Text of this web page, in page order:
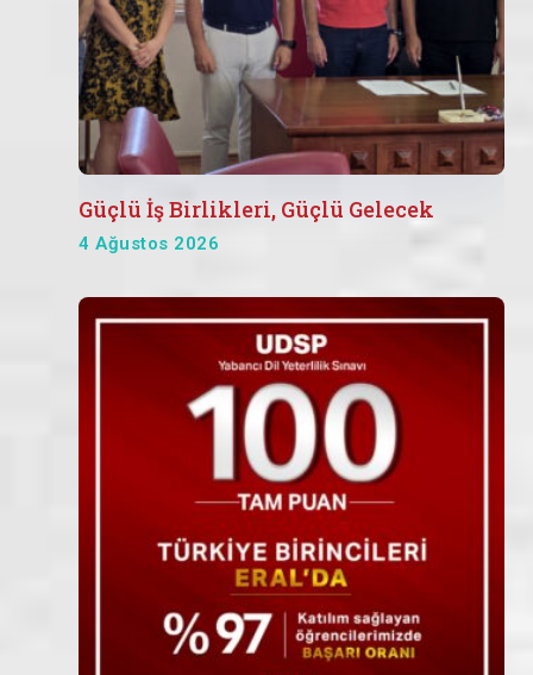
Güçlü İş Birlikleri, Güçlü Gelecek
4 Ağustos 2026